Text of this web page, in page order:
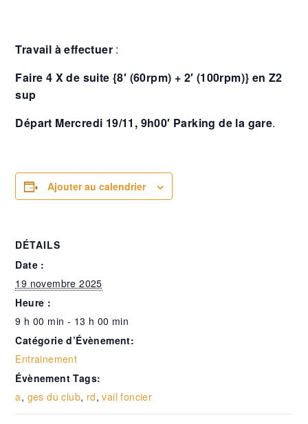
Travail à effectuer :
Faire 4 X de suite {8′ (60rpm) + 2′ (100rpm)} en Z2
sup
Départ Mercredi 19/11, 9h00′ Parking de la gare.
Ajouter au calendrier
DÉTAILS
Date :
19 novembre 2025
Heure :
9 h 00 min - 13 h 00 min
Catégorie d’Évènement:
Entrainement
Évènement Tags:
a, ges du club, rd,vail foncier